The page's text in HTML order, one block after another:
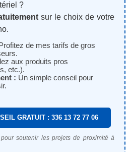
?
sur le choix de votre
de mes tarifs de gros
aux produits pros
etc.).
: Un simple conseil pour
GRATUIT : 336 13 72 77 06
soutenir les projets de proximité à